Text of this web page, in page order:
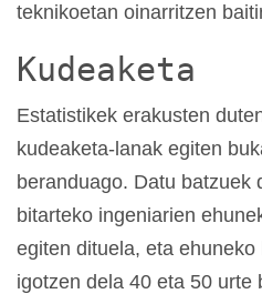
teknikoetan oinarritzen
Kudeaketa
Estatistikek erakusten
kudeaketa-lanak egiten
beranduago. Datu batzuek
bitarteko ingeniarien
egiten dituela, eta
igotzen dela 40 eta 50 urte